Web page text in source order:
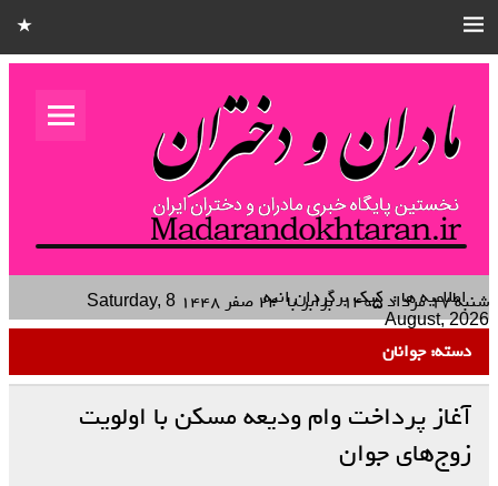
مادران و
اطلاعیه ها : کیک برگردان انبه شنبه ۱۷ مرداد ۱۴۰۵ برابر با۲۴ صفر ۱۴۴۸
Saturday, 8
August, 2026
دسته:جوانان
آغاز پرداخت وام ودیعه مسکن با اولویت
زوج‌های جوان